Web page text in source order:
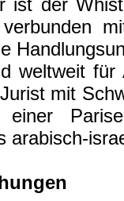
ist der
weltweit
mit
einer
arabisch-